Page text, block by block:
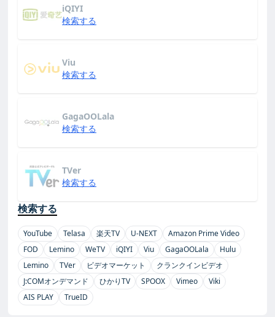
iQIYI
検索する
Viu
検索する
GagaOOLala
検索する
TVer
検索する
検索する
YouTube Telasa 楽天TV U-NEXT
Amazon Prime Video
FOD
Lemino WeTV iQIYI Viu GagaOOLala
Hulu
Lemino
TVer ビデオマーケット
クランクインビデオ
J:COMオンデマンド
ひかりTV SPOOX Vimeo
Viki
AIS PLAY
TrueID